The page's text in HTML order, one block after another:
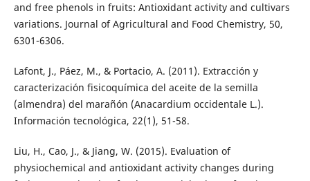
and free phenols in fruits: Antioxidant activity and cultivars
variations. Journal of Agricultural and Food Chemistry, 50,
6301-6306.
Lafont, J., Páez, M., & Portacio, A. (2011). Extracción y
caracterización fisicoquímica del aceite de la semilla
(almendra) del marañón (Anacardium occidentale L.).
Información tecnológica, 22(1), 51-58.
Liu, H., Cao, J., & Jiang, W. (2015). Evaluation of
physiochemical and antioxidant activity changes during